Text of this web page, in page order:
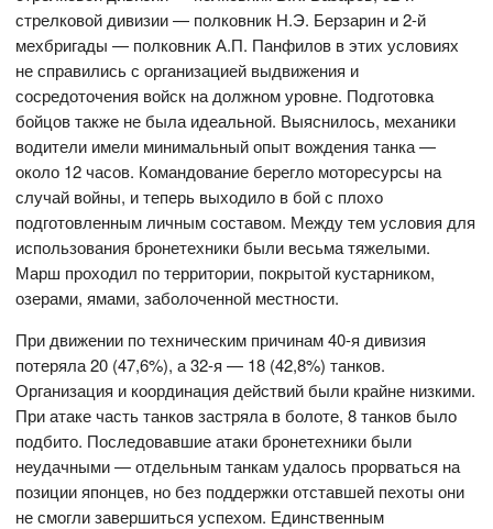
стрелковой дивизии — полковник Н.Э. Берзарин и 2-й
мехбригады — полковник А.П. Панфилов в этих условиях
не справились с организацией выдвижения и
сосредоточения войск на должном уровне. Подготовка
бойцов также не была идеальной. Выяснилось, механики
водители имели минимальный опыт вождения танка —
около 12 часов. Командование берегло моторесурсы на
случай войны, и теперь выходило в бой с плохо
подготовленным личным составом. Между тем условия для
использования бронетехники были весьма тяжелыми.
Марш проходил по территории, покрытой кустарником,
озерами, ямами, заболоченной местности.
При движении по техническим причинам 40-я дивизия
потеряла 20 (47,6%), а 32-я — 18 (42,8%) танков.
Организация и координация действий были крайне низкими.
При атаке часть танков застряла в болоте, 8 танков было
подбито. Последовавшие атаки бронетехники были
неудачными — отдельным танкам удалось прорваться на
позиции японцев, но без поддержки отставшей пехоты они
не смогли завершиться успехом. Единственным